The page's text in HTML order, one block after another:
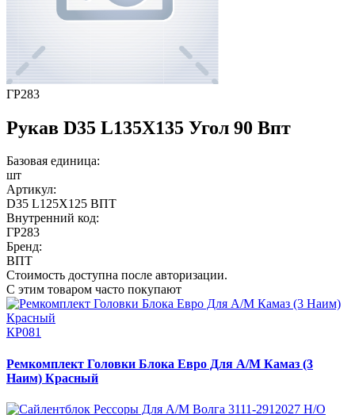
ГР283
Рукав D35 L135Х135 Угол 90 Впт
Базовая единица:
шт
Артикул:
D35 L125Х125 ВПТ
Внутренний код:
ГР283
Бренд:
ВПТ
Стоимость доступна после авторизации.
С этим товаром часто покупают
КР081
Ремкомплект Головки Блока Евро Для А/М Камаз (3
Наим) Красный